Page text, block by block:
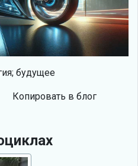
будущее
Копировать в блог